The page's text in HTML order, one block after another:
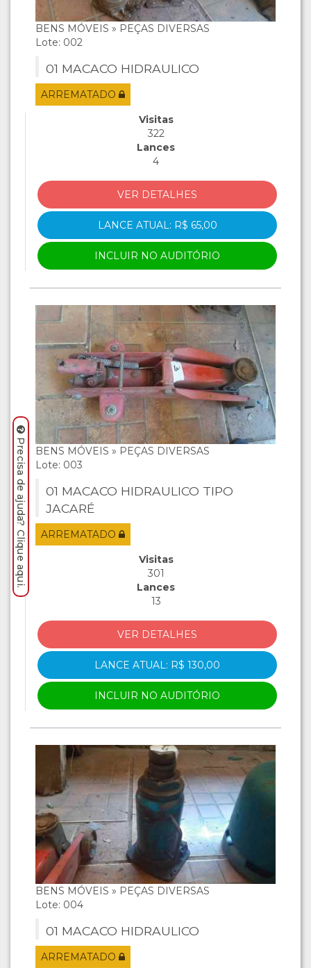
BENS MÓVEIS » PEÇAS DIVERSAS
Lote: 002
01 MACACO HIDRAULICO
ARREMATADO
Visitas
322
Lances
4
VER DETALHES
LANCE ATUAL: R$ 65,00
INCLUIR NO AUDITÓRIO
BENS MÓVEIS » PEÇAS DIVERSAS
Lote: 003
01 MACACO HIDRAULICO TIPO
JACARÉ
ARREMATADO
Visitas
301
Lances
13
VER DETALHES
LANCE ATUAL: R$ 130,00
INCLUIR NO AUDITÓRIO
BENS MÓVEIS » PEÇAS DIVERSAS
Lote: 004
01 MACACO HIDRAULICO
ARREMATADO
Precisa de ajuda? Clique aqui.